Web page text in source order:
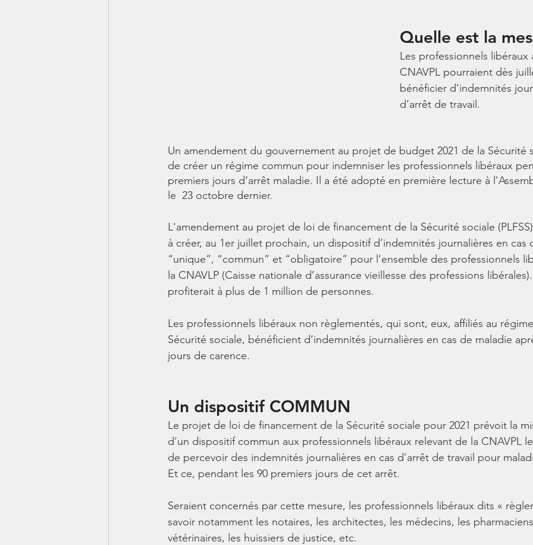
Quelle est la
Les professionnels libéraux
CNAVPL pourraient dès
bénéficier d’indemnités
d’arrêt de travail.
Un amendement du gouvernement au projet de budget 2021 de la Sécurité
de créer un régime commun pour indemniser les professionnels libéraux
premiers jours d’arrêt maladie. Il a été adopté en première lecture à
le  23 octobre dernier.
L'amendement au projet de loi de financement de la Sécurité sociale
à créer, au 1er juillet prochain, un dispositif d’indemnités journalières en cas
“unique”, “commun” et “obligatoire” pour l’ensemble des professionnels
la CNAVLP (Caisse nationale d’assurance vieillesse des professions
profiterait à plus de 1 million de personnes.
Les professionnels libéraux non règlementés, qui sont, eux, affiliés au
Sécurité sociale, bénéficient d’indemnités journalières en cas de maladie
jours de carence.
Un dispositif COMMUN
Le projet de loi de financement de la Sécurité sociale pour 2021 prévoit la
d’un dispositif commun aux professionnels libéraux relevant de la CNAVPL
de percevoir des indemnités journalières en cas d’arrêt de travail pour
Et ce, pendant les 90 premiers jours de cet arrêt.
Seraient concernés par cette mesure, les professionnels libéraux dits «
savoir notamment les notaires, les architectes, les médecins, les
vétérinaires, les huissiers de justice, etc.